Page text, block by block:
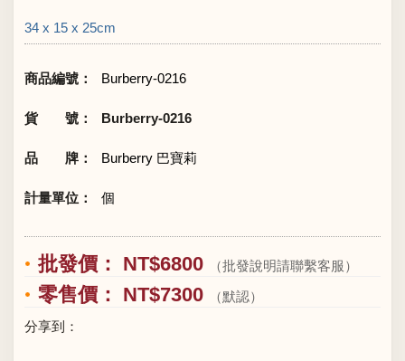
34 x 15 x 25cm
商品編號： Burberry-0216
貨 號： Burberry-0216
品 牌： Burberry 巴寶莉
計量單位： 個
批發價： NT$6800 （批發說明請聯繫客服）
零售價： NT$7300
（默認）
分享到：